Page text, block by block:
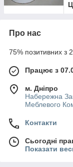
Про нас
75% позитивних з
Працює з
м. Дніпро
Набережна
Меблевого
Контакти
Сьогодні
Показати